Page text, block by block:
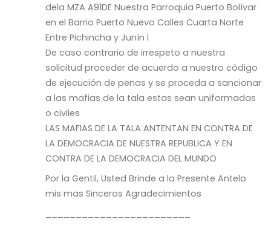
dela MZA A91DE Nuestra Parroquia Puerto Bolívar
en el Barrio Puerto Nuevo Calles Cuarta Norte
Entre Pichincha y Junín l
De caso contrario de irrespeto a nuestra
solicitud proceder de acuerdo a nuestro código
de ejecución de penas y se proceda a sancionar
a las mafias de la tala estas sean uniformadas
o civiles
LAS MAFIAS DE LA TALA ANTENTAN EN CONTRA DE
LA DEMOCRACIA DE NUESTRA REPUBLICA Y EN
CONTRA DE LA DEMOCRACIA DEL MUNDO
Por la Gentil, Usted Brinde a la Presente Antelo
mis mas Sinceros Agradecimientos